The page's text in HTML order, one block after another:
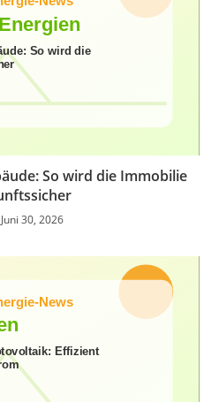
So wird die Immobilie
Juni 30, 2026